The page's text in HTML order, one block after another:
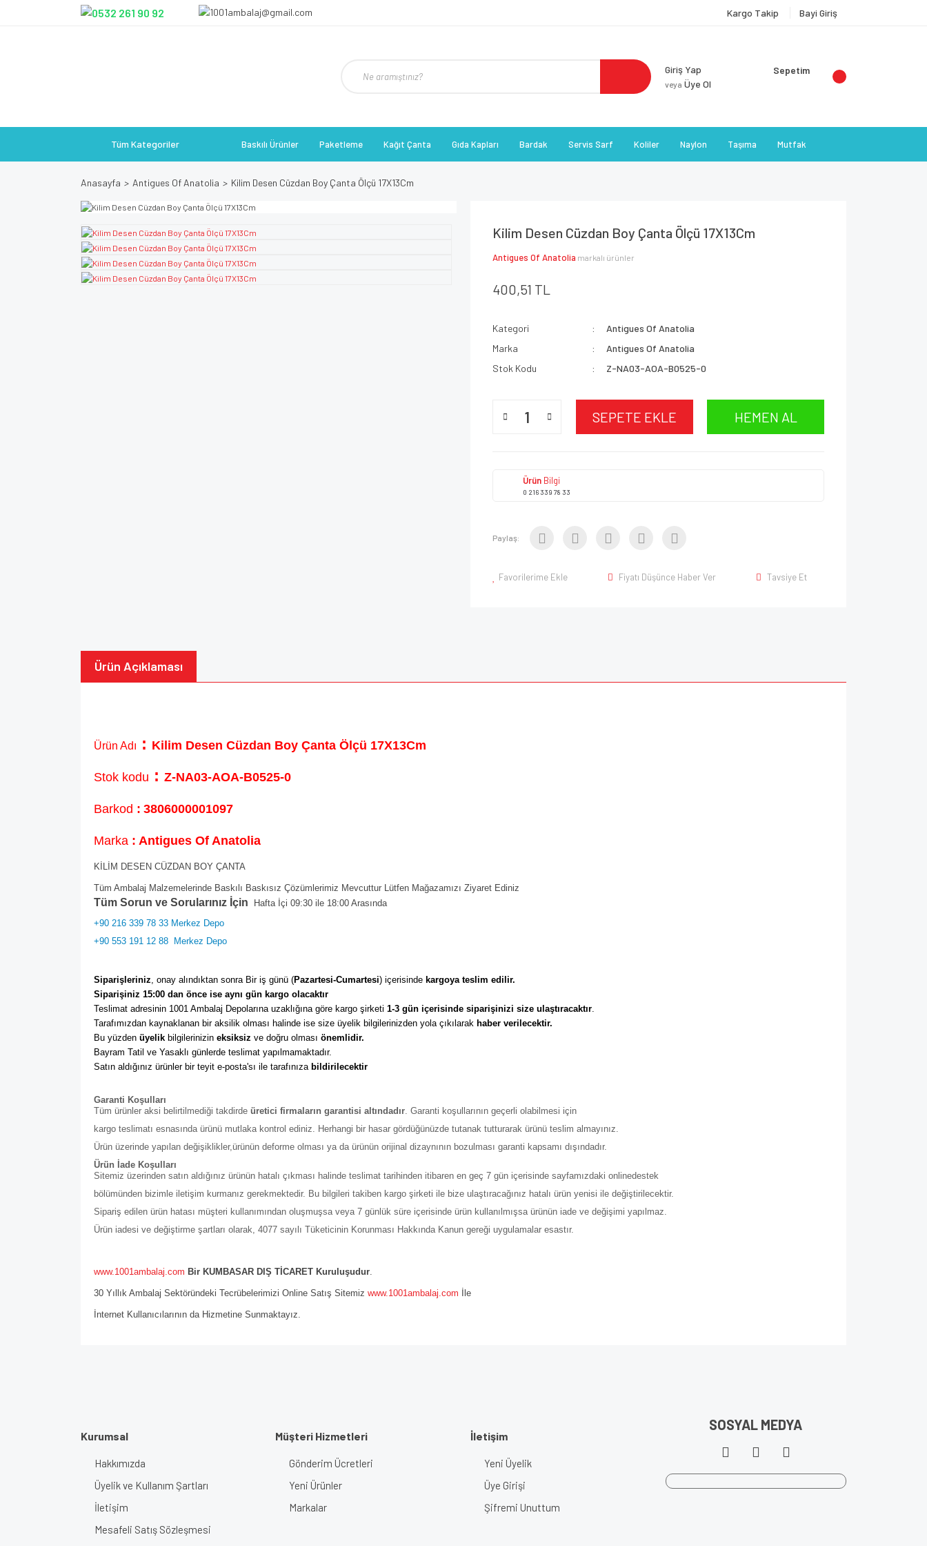
Kargo Takip Bayi Giriş
Giriş Yap
veya Üye Ol
Sepetim
Tüm Kategoriler Baskılı Ürünler Paketleme Kağıt Çanta Gıda Kapları Bardak Servis Sarf Koliler Naylon Taşıma Mutfak
Anasayfa Antigues Of Anatolia Kilim Desen Cüzdan Boy Çanta Ölçü 17X13Cm
Kilim Desen Cüzdan Boy Çanta Ölçü 17X13Cm
Antigues Of Anatolia markalı ürünler
400,51 TL
Kategori
Antigues Of Anatolia
Marka
Antigues Of Anatolia
Stok Kodu
Z-NA03-AOA-B0525-0
SEPETE EKLE HEMEN AL
Ürün Bilgi
0 216 339 78 33
Paylaş:
Favorilerime Ekle Fiyatı Düşünce Haber Ver Tavsiye Et
Ürün Açıklaması
Ürün Adı : Kilim Desen Cüzdan Boy Çanta Ölçü 17X13Cm
Stok kodu : Z-NA03-AOA-B0525-0
Barkod : 3806000001097
Marka : Antigues Of Anatolia
KİLİM DESEN CÜZDAN BOY ÇANTA
Tüm Ambalaj Malzemelerinde Baskılı Baskısız Çözümlerimiz Mevcuttur Lütfen Mağazamızı Ziyaret Ediniz
Tüm Sorun ve Sorularınız İçin Hafta İçi 09:30 ile 18:00 Arasında
+90 216 339 78 33 Merkez Depo
+90 553 191 12 88 Merkez Depo
Siparişleriniz, onay alındıktan sonra Bir iş günü (Pazartesi-Cumartesi) içerisinde kargoya teslim edilir.
Siparişiniz 15:00 dan önce ise aynı gün kargo olacaktır
Teslimat adresinin 1001 Ambalaj Depolarına uzaklığına göre kargo şirketi 1-3 gün içerisinde siparişinizi size ulaştıracaktır.
Tarafımızdan kaynaklanan bir aksilik olması halinde ise size üyelik bilgilerinizden yola çıkılarak haber verilecektir.
Bu yüzden üyelik bilgilerinizin eksiksiz ve doğru olması önemlidir.
Bayram Tatil ve Yasaklı günlerde teslimat yapılmamaktadır.
Satın aldığınız ürünler bir teyit e-posta'sı ile tarafınıza bildirilecektir
Garanti Koşulları
Tüm ürünler aksi belirtilmediği takdirde üretici firmaların garantisi altındadır. Garanti koşullarının geçerli olabilmesi için
kargo teslimatı esnasında ürünü mutlaka kontrol ediniz. Herhangi bir hasar gördüğünüzde tutanak tutturarak ürünü teslim almayınız.
Ürün üzerinde yapılan değişiklikler,ürünün deforme olması ya da ürünün orijinal dizaynının bozulması garanti kapsamı dışındadır.
Ürün İade Koşulları
Sitemiz üzerinden satın aldığınız ürünün hatalı çıkması halinde teslimat tarihinden itibaren en geç 7 gün içerisinde sayfamızdaki onlinedestek
bölümünden bizimle iletişim kurmanız gerekmektedir. Bu bilgileri takiben kargo şirketi ile bize ulaştıracağınız hatalı ürün yenisi ile değiştirilecektir.
Sipariş edilen ürün hatası müşteri kullanımından oluşmuşsa veya 7 günlük süre içerisinde ürün kullanılmışsa ürünün iade ve değişimi yapılmaz.
Ürün iadesi ve değiştirme şartları olarak, 4077 sayılı Tüketicinin Korunması Hakkında Kanun gereği uygulamalar esastır.
www.1001ambalaj.com Bir KUMBASAR DIŞ TİCARET Kuruluşudur.
30 Yıllık Ambalaj Sektöründeki Tecrübelerimizi Online Satış Sitemiz www.1001ambalaj.com İle
İnternet Kullanıcılarının da Hizmetine Sunmaktayız.
Kurumsal
Hakkımızda
Üyelik ve Kullanım Şartları
İletişim
Mesafeli Satış Sözleşmesi
Müşteri Hizmetleri
Gönderim Ücretleri
Yeni Ürünler
Markalar
İletişim
Yeni Üyelik
Üye Girişi
Şifremi Unuttum
SOSYAL MEDYA